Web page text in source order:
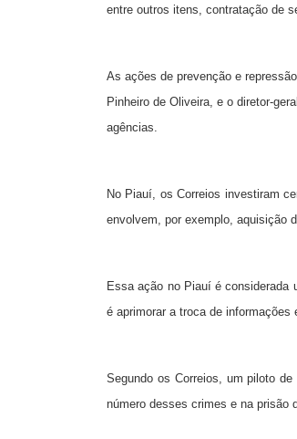
entre outros itens, contratação de
As ações de prevenção e
Pinheiro de Oliveira, e o diretor-
agências.
No Piauí, os Correios investiram
envolvem, por exemplo, aquisição
Essa ação no Piauí é considerada
é aprimorar a troca de
Segundo os Correios, um piloto
número desses crimes e na prisão